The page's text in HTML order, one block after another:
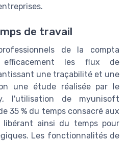
de travail
de la compta
les flux de
une traçabilité et une
une étude réalisée par le
l'utilisation de myunisoft
35 % du temps consacré aux
libérant ainsi du temps pour
Les fonctionnalités de